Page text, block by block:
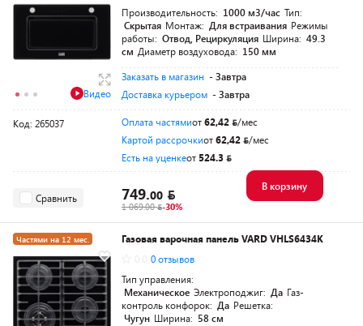
Видео
Производительность: 1000 м3/час Тип:
Скрытая Монтаж: Для встраивания Режимы
работы: Отвод, Рециркуляция Ширина: 49.3
см Диаметр воздуховода: 150 мм
Заказать в магазин - Завтра
Доставка курьером - Завтра
Код: 265037 Оплата частямиот62,42
/мес
Картой рассрочкиот62,42
/мес
Есть на уценкеот 524.3
Сравнить 749.00
1 069.00 -30%
В корзину
Частями на 12 мес.
Газовая варочная панель VARD VHLS6434K
0 отзывов
Тип управления:
Механическое Электроподжиг: Да Газ-
контроль конфорок: Да Решетка:
Чугун Ширина: 58 см